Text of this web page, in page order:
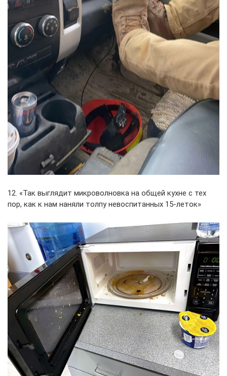
12. «Так выглядит микроволновка на общей кухне с тех
пор, как к нам наняли толпу невоспитанных 15-леток»